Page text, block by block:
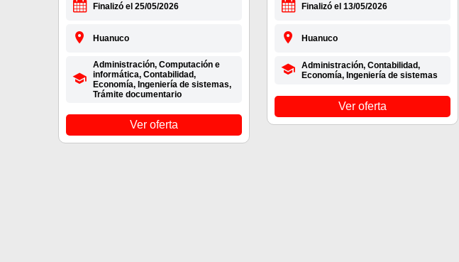
Finalizó el 25/05/2026
Huanuco
Administración, Computación e
informática, Contabilidad,
Economía, Ingeniería de sistemas,
Trámite documentario
Ver oferta
Finalizó el 13/05/2026
Huanuco
Administración, Contabilidad,
Economía, Ingeniería de sistemas
Ver oferta